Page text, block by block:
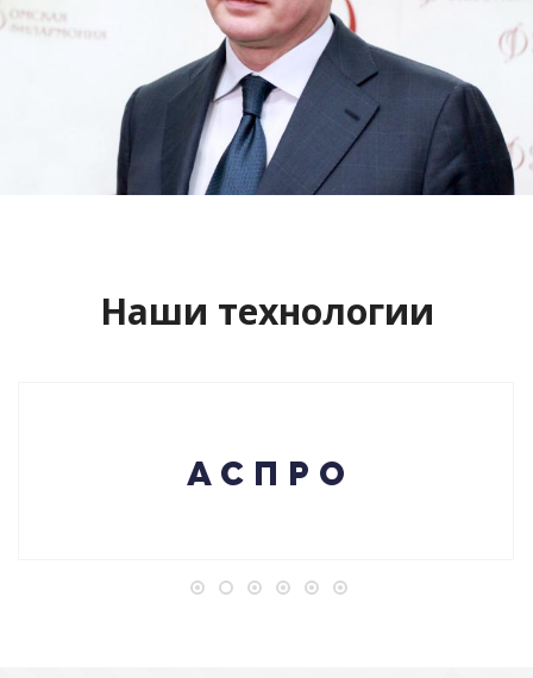
Сайт кандидата в губернаторы
Буркова Александра Леонидовича
Смотреть проект
Наши технологии